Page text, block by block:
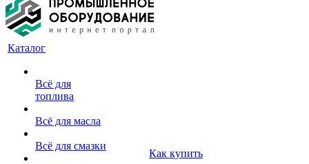
Каталог
Всё для
топлива
Всё для масла
Всё для смазки
Как купить